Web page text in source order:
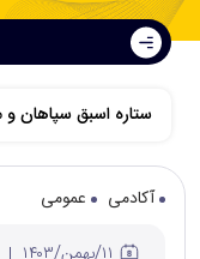
ستاره اسبق سپاهان
آکادمی
عمومی